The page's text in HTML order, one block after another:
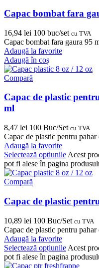
Capac bombat fara
16,94 lei 100 buc/set cu TVA
Capac bombat fara gaura 95
Adaugă la favorite
Adaugă în coș
Compară
Capac de plastic
ml
8,47 lei 100 Buc/Set cu TVA
Capac de plastic pentru
Adaugă la favorite
Selectează opțiunile Acest
pot fi alese în pagina
Compară
Capac de plastic
10,89 lei 100 Buc/Set cu TVA
Capac de plastic pentru
Adaugă la favorite
Selectează opțiunile Acest
pot fi alese în pagina